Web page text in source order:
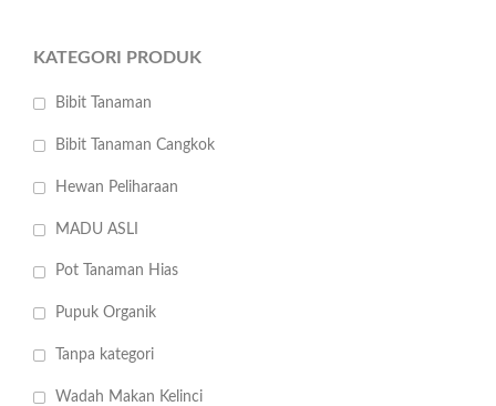
KATEGORI PRODUK
Bibit Tanaman
Bibit Tanaman Cangkok
Hewan Peliharaan
MADU ASLI
Pot Tanaman Hias
Pupuk Organik
Tanpa kategori
Wadah Makan Kelinci